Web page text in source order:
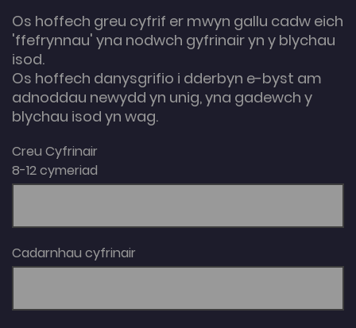
Os hoffech greu cyfrif er mwyn gallu cadw eich
'ffefrynnau' yna nodwch gyfrinair yn y blychau
isod.
Os hoffech danysgrifio i dderbyn e-byst am
adnoddau newydd yn unig, yna gadewch y
blychau isod yn wag.
Creu Cyfrinair
8-12 cymeriad
Cadarnhau cyfrinair